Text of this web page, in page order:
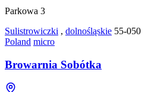
Parkowa 3
Sulistrowiczki , dolnośląskie 55-050
Poland micro
Browarnia Sobótka